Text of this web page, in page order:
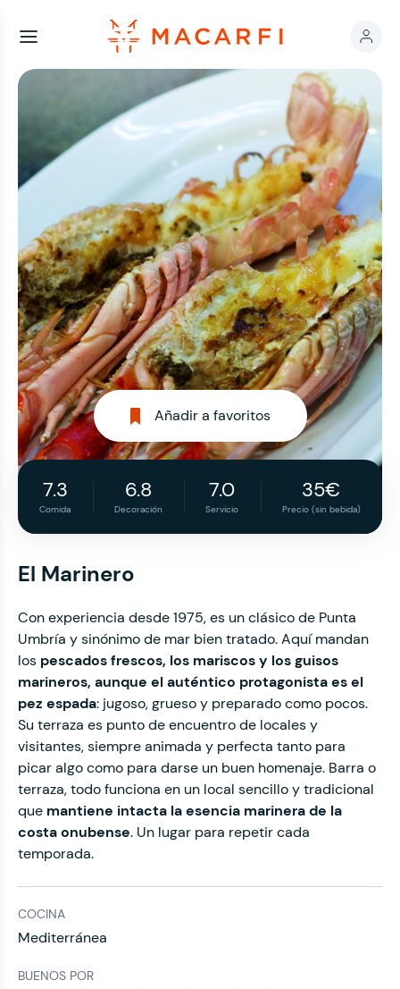
Añadir a favoritos
7.3
Comida
6.8
Decoración
7.0
Servicio
35€
Precio (sin bebida)
El Marinero
Con experiencia desde 1975, es un clásico de Punta
Umbría y sinónimo de mar bien tratado. Aquí mandan
los pescados frescos, los mariscos y los guisos
marineros, aunque el auténtico protagonista es el
pez espada: jugoso, grueso y preparado como pocos.
Su terraza es punto de encuentro de locales y
visitantes, siempre animada y perfecta tanto para
picar algo como para darse un buen homenaje. Barra o
terraza, todo funciona en un local sencillo y tradicional
que mantiene intacta la esencia marinera de la
costa onubense. Un lugar para repetir cada
temporada.
COCINA
Mediterránea
BUENOS POR